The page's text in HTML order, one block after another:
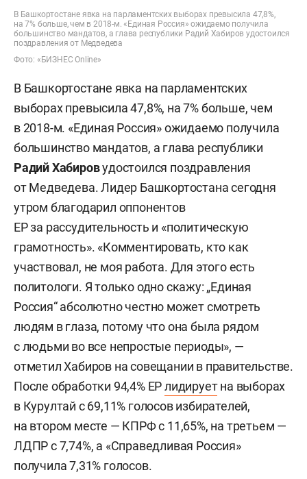
В Башкортостане явка на парламентских выборах превысила 47,8%,
на 7% больше, чем в 2018-м. «Единая Россия» ожидаемо получила
большинство мандатов, а глава республики Радий Хабиров удостоился
поздравления от Медведева
Фото: «БИЗНЕС Online»
В Башкортостане явка на парламентских
выборах превысила 47,8%, на 7% больше, чем
в 2018-м. «Единая Россия» ожидаемо получила
большинство мандатов, а глава республики
Радий Хабировудостоился поздравления
от Медведева. Лидер Башкортостана сегодня
утром благодарил оппонентов
ЕР за рассудительность и «политическую
грамотность». «Комментировать, кто как
участвовал, не моя работа. Для этого есть
политологи. Я только одно скажу: „Единая
Россия“ абсолютно честно может смотреть
людям в глаза, потому что она была рядом
с людьми во все непростые периоды», —
отметил Хабиров на совещании в правительстве.
После обработки 94,4% ЕРлидируетна выборах
в Курултай с 69,11% голосов избирателей,
на втором месте — КПРФ с 11,65%, на третьем —
ЛДПР с 7,74%, а «Справедливая Россия»
получила 7,31% голосов.